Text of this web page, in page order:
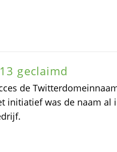
geclaimd
de
initiatief was de naam al